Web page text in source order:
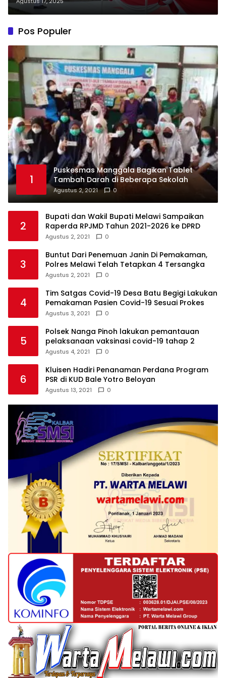
Pos Populer
1
Puskesmas Manggala Bagikan Tablet
Tambah Darah di Beberapa Sekolah
Agustus 2, 2021 0
2
Bupati dan Wakil Bupati Melawi Sampaikan
Raperda RPJMD Tahun 2021-2026 ke DPRD
Agustus 2, 2021 0
3
Buntut Dari Penemuan Janin Di Pemakaman,
Polres Melawi Telah Tetapkan 4 Tersangka
Agustus 2, 2021 0
4
Tim Satgas Covid-19 Desa Batu Begigi Lakukan
Pemakaman Pasien Covid-19 Sesuai Prokes
Agustus 3, 2021 0
5
Polsek Nanga Pinoh lakukan pemantauan
pelaksanaan vaksinasi covid-19 tahap 2
Agustus 4, 2021 0
6
Kluisen Hadiri Penanaman Perdana Program
PSR di KUD Bale Yotro Beloyan
Agustus 13, 2021 0